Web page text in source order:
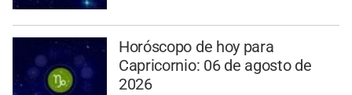
Horóscopo de hoy para
Capricornio: 06 de agosto de
2026